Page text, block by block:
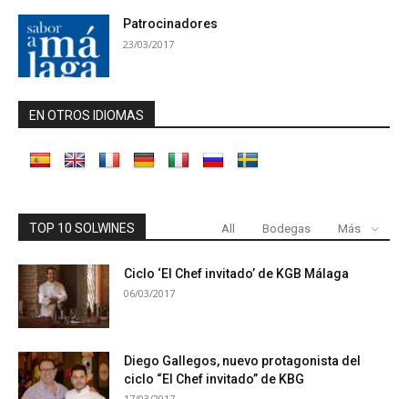
Patrocinadores
23/03/2017
EN OTROS IDIOMAS
TOP 10 SOLWINES All Bodegas Más
Ciclo ‘El Chef invitado’ de KGB Málaga
06/03/2017
Diego Gallegos, nuevo protagonista del
ciclo “El Chef invitado” de KBG